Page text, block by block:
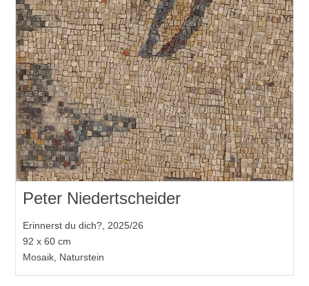
Peter Niedertscheider
Erinnerst du dich?, 2025/26
92 x 60 cm
Mosaik, Naturstein